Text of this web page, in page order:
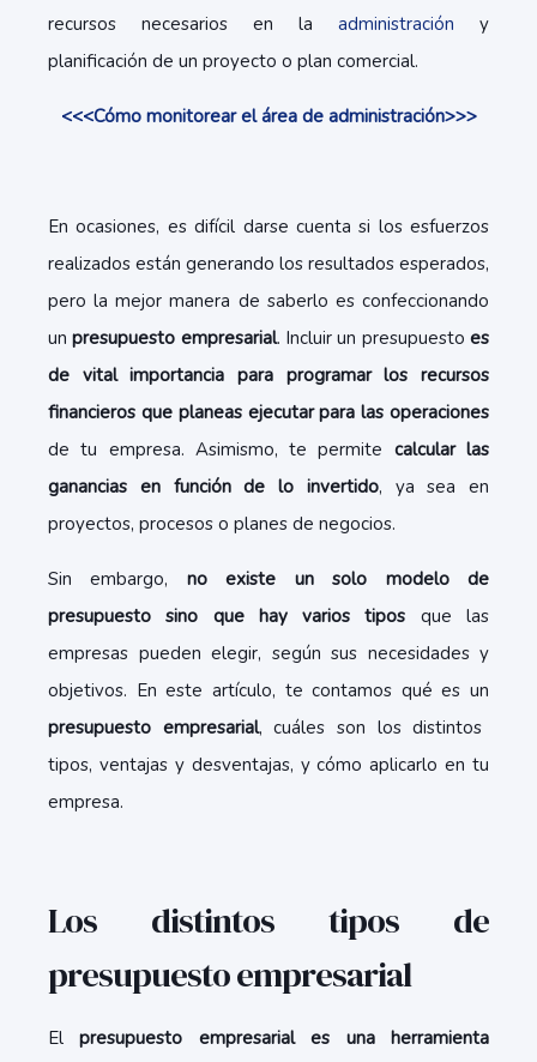
recursos necesarios en la administración y
planificación de un proyecto o plan comercial.
<<<Cómo monitorear el área de administración>>>
En ocasiones, es difícil darse cuenta si los esfuerzos
realizados están generando los resultados esperados,
pero la mejor manera de saberlo es confeccionando
unpresupuesto empresarial. Incluir un presupuestoes
de vital importancia para programar los recursos
financieros que planeas ejecutar para las operaciones
de tu empresa. Asimismo, te permite calcular las
ganancias en función de lo invertido, ya sea en
proyectos, procesos o planes de negocios.
Sin embargo, no existe un solo modelo de
presupuesto sino que hay varios tipos que las
empresas pueden elegir, según sus necesidades y
objetivos. En este artículo, te contamos qué es un
presupuesto empresarial, cuáles son los distintos
tipos, ventajas y desventajas, y cómo aplicarlo en tu
empresa.
Los distintos tipos de
presupuesto empresarial
Elpresupuesto empresarial es una herramienta